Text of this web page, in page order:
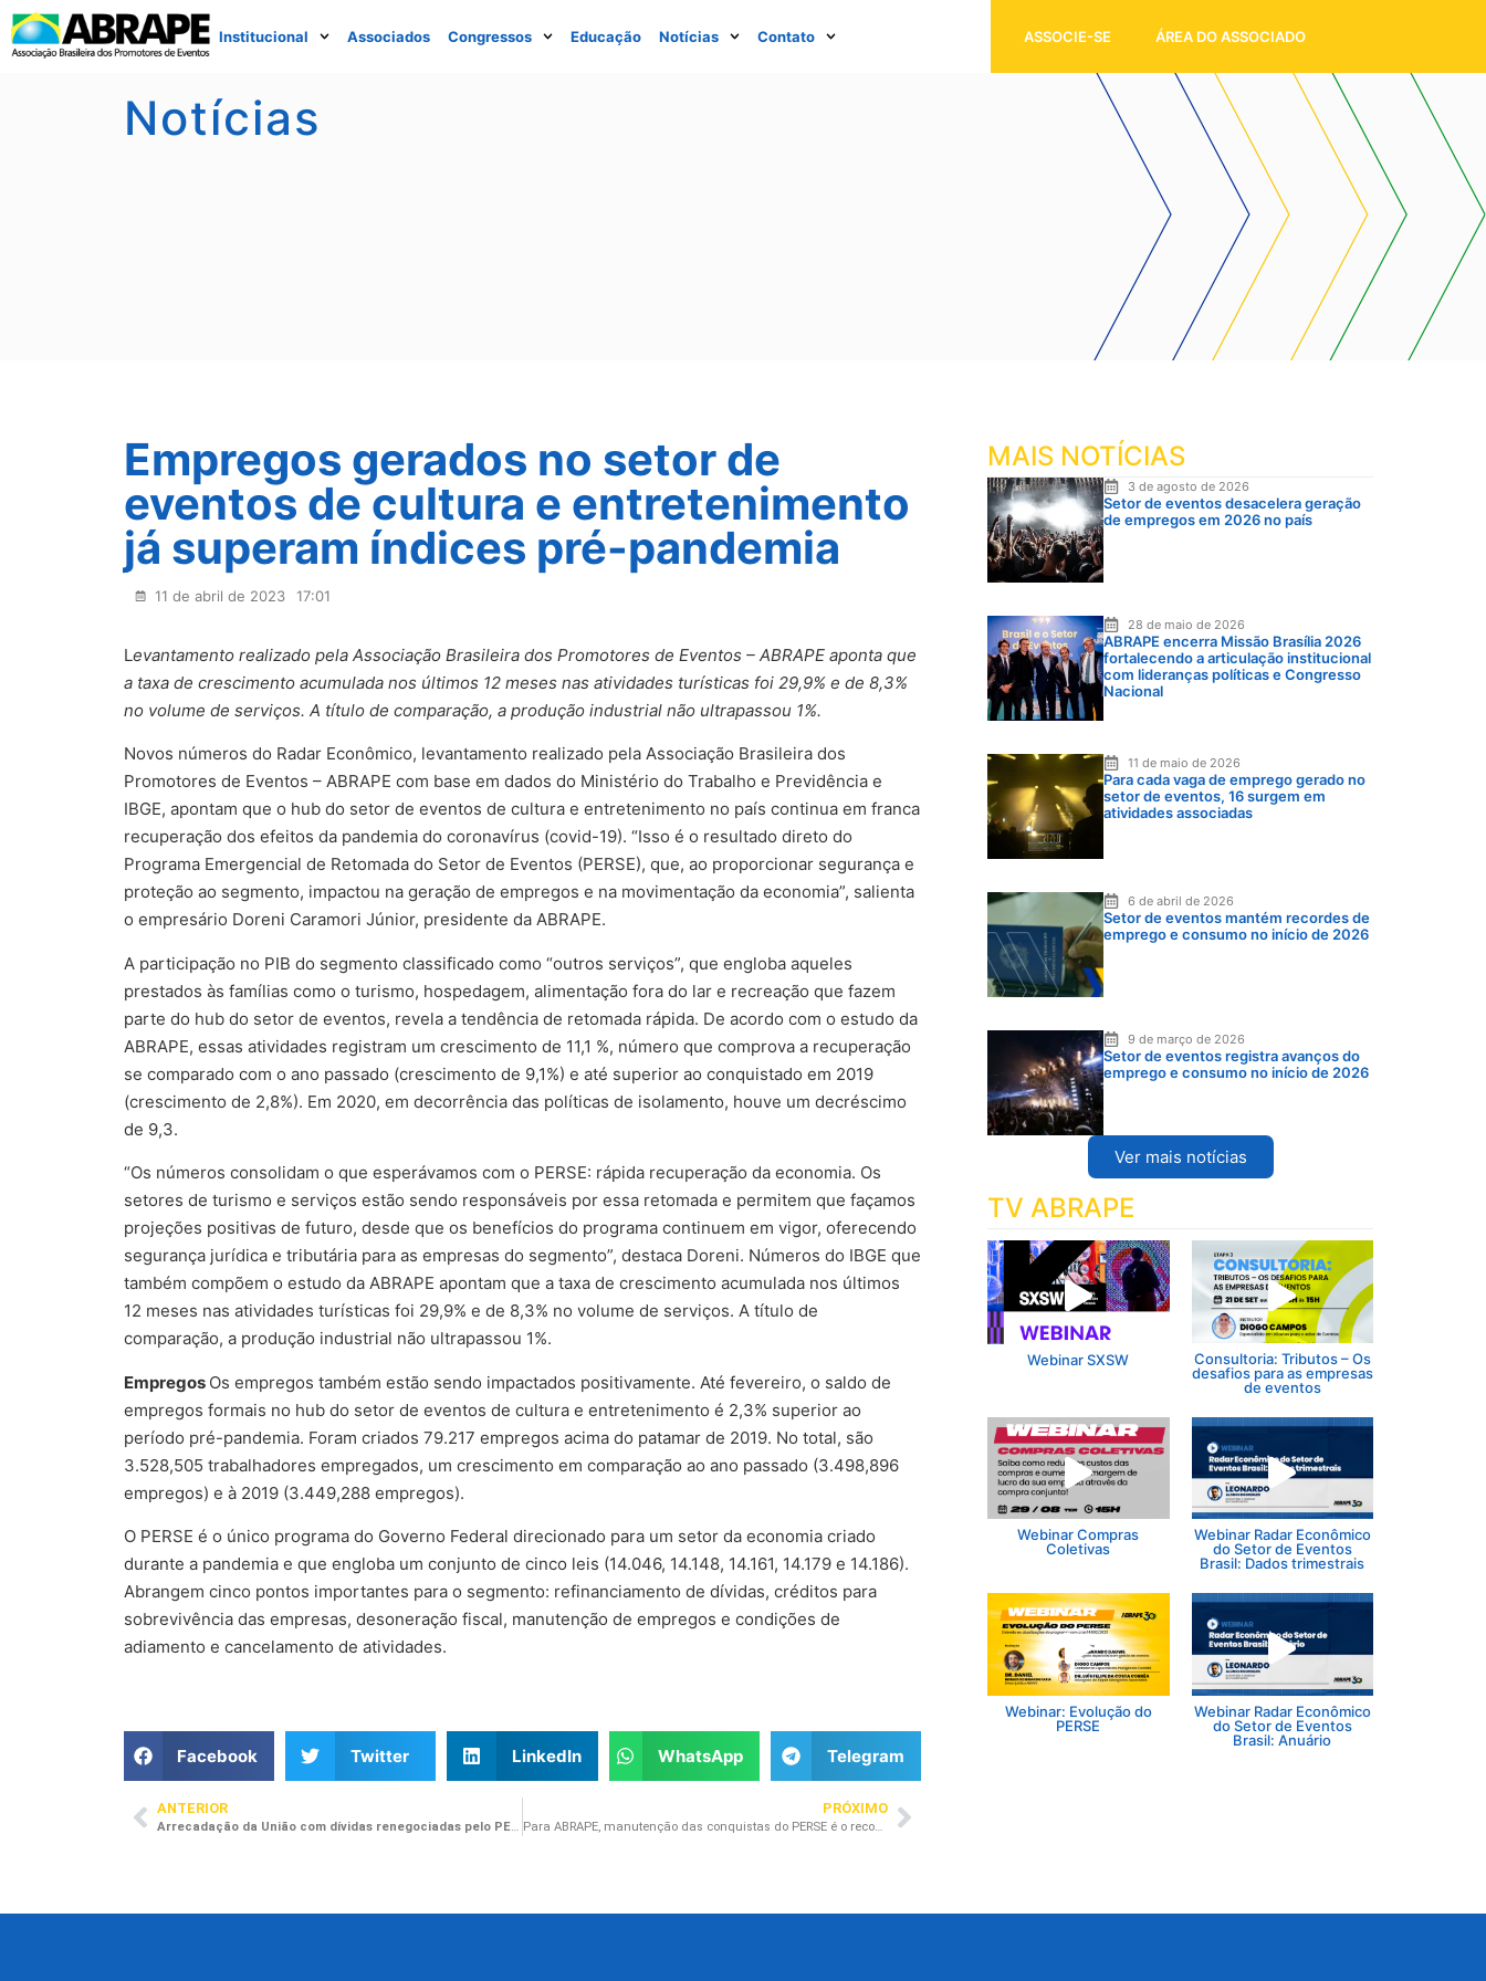
Institucional Associados Congressos Educação Notícias Contato ASSOCIE-SE ÁREA DO ASSOCIADO
Notícias
Empregos gerados no setor de
eventos de cultura e entretenimento
já superam índices pré-pandemia
11 de abril de 2023 17:01
Levantamento realizado pela Associação Brasileira dos Promotores de Eventos – ABRAPE aponta que
a taxa de crescimento acumulada nos últimos 12 meses nas atividades turísticas foi 29,9% e de 8,3%
no volume de serviços. A título de comparação, a produção industrial não ultrapassou 1%.
Novos números do Radar Econômico, levantamento realizado pela Associação Brasileira dos
Promotores de Eventos – ABRAPE com base em dados do Ministério do Trabalho e Previdência e
IBGE, apontam que o hub do setor de eventos de cultura e entretenimento no país continua em franca
recuperação dos efeitos da pandemia do coronavírus (covid-19). “Isso é o resultado direto do
Programa Emergencial de Retomada do Setor de Eventos (PERSE), que, ao proporcionar segurança e
proteção ao segmento, impactou na geração de empregos e na movimentação da economia”, salienta
o empresário Doreni Caramori Júnior, presidente da ABRAPE.
A participação no PIB do segmento classificado como “outros serviços”, que engloba aqueles
prestados às famílias como o turismo, hospedagem, alimentação fora do lar e recreação que fazem
parte do hub do setor de eventos, revela a tendência de retomada rápida. De acordo com o estudo da
ABRAPE, essas atividades registram um crescimento de 11,1 %, número que comprova a recuperação
se comparado com o ano passado (crescimento de 9,1%) e até superior ao conquistado em 2019
(crescimento de 2,8%). Em 2020, em decorrência das políticas de isolamento, houve um decréscimo
de 9,3.
“Os números consolidam o que esperávamos com o PERSE: rápida recuperação da economia. Os
setores de turismo e serviços estão sendo responsáveis por essa retomada e permitem que façamos
projeções positivas de futuro, desde que os benefícios do programa continuem em vigor, oferecendo
segurança jurídica e tributária para as empresas do segmento”, destaca Doreni. Números do IBGE que
também compõem o estudo da ABRAPE apontam que a taxa de crescimento acumulada nos últimos
12 meses nas atividades turísticas foi 29,9% e de 8,3% no volume de serviços. A título de
comparação, a produção industrial não ultrapassou 1%.
Empregos Os empregos também estão sendo impactados positivamente. Até fevereiro, o saldo de
empregos formais no hub do setor de eventos de cultura e entretenimento é 2,3% superior ao
período pré-pandemia. Foram criados 79.217 empregos acima do patamar de 2019. No total, são
3.528,505 trabalhadores empregados, um crescimento em comparação ao ano passado (3.498,896
empregos) e à 2019 (3.449,288 empregos).
O PERSE é o único programa do Governo Federal direcionado para um setor da economia criado
durante a pandemia e que engloba um conjunto de cinco leis (14.046, 14.148, 14.161, 14.179 e 14.186).
Abrangem cinco pontos importantes para o segmento: refinanciamento de dívidas, créditos para
sobrevivência das empresas, desoneração fiscal, manutenção de empregos e condições de
adiamento e cancelamento de atividades.
Facebook Twitter LinkedIn WhatsApp Telegram
ANTERIOR
Arrecadação da União com dívidas renegociadas pelo PERSE pode ultrapassar os R$ 18 bilhões
PRÓXIMO
Para ABRAPE, manutenção das conquistas do PERSE é o reconhecimento da força econômica e social do setor de eventos
MAIS NOTÍCIAS
3 de agosto de 2026
Setor de eventos desacelera geração
de empregos em 2026 no país
28 de maio de 2026
ABRAPE encerra Missão Brasília 2026
fortalecendo a articulação institucional
com lideranças políticas e Congresso
Nacional
11 de maio de 2026
Para cada vaga de emprego gerado no
setor de eventos, 16 surgem em
atividades associadas
6 de abril de 2026
Setor de eventos mantém recordes de
emprego e consumo no início de 2026
9 de março de 2026
Setor de eventos registra avanços do
emprego e consumo no início de 2026
Ver mais notícias
TV ABRAPE
Webinar SXSW
Consultoria: Tributos – Os
desafios para as empresas
de eventos
Webinar Compras
Coletivas
Webinar Radar Econômico
do Setor de Eventos
Brasil: Dados trimestrais
Webinar: Evolução do
PERSE
Webinar Radar Econômico
do Setor de Eventos
Brasil: Anuário